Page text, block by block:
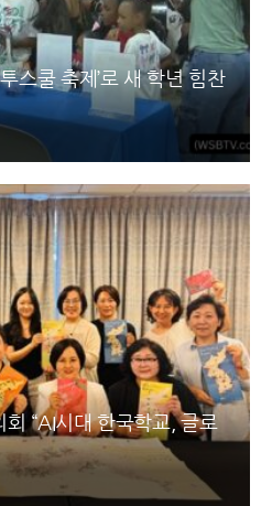
스쿨 축제’로 새 학년 힘찬
“AI시대 한국학교, 글로